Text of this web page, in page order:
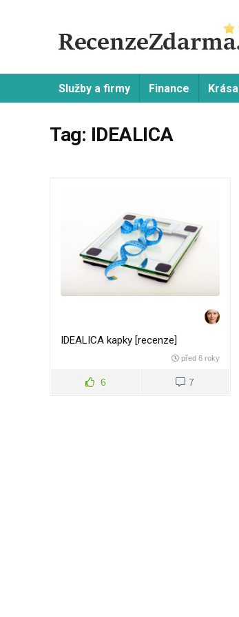
Služby a firmy Finance Krása
Tag: IDEALICA
IDEALICA kapky [recenze]
před 6 roky
6 7